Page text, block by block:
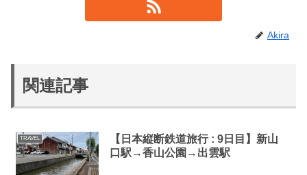
Akira
関連記事
TRAVEL
【日本縦断鉄道旅行 : 9日目】新山
口駅→香山公園→出雲駅